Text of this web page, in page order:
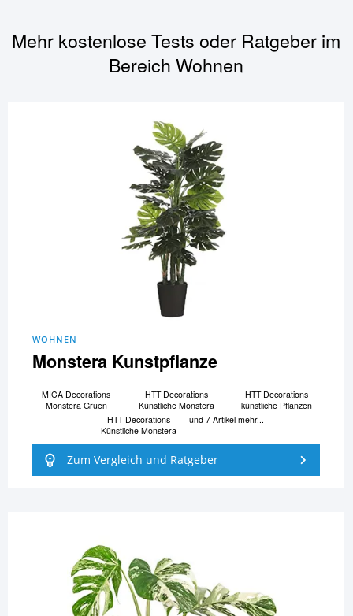
Mehr kostenlose Tests oder Ratgeber im
BereichWohnen
WOHNEN
Monstera Kunstpflanze
MICA Decorations
Monstera Gruen
HTT Decorations
Künstliche Monstera
HTT Decorations
künstliche Pflanzen
HTT Decorations
Künstliche Monstera
und 7 Artikel mehr...
Zum Vergleich und Ratgeber